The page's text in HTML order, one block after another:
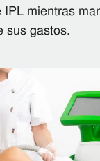
mientras
sus gastos​.